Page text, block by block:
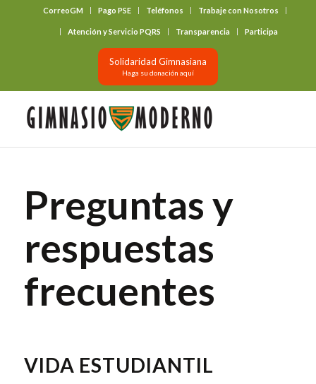
CorreoGM Pago PSE Teléfonos Trabaje con Nosotros
Atención y Servicio PQRS Transparencia Participa
Solidaridad Gimnasiana
Haga su donación aquí
Preguntas y
respuestas
frecuentes
VIDA ESTUDIANTIL